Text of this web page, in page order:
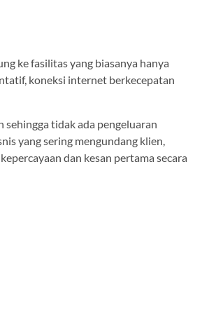
ke fasilitas yang biasanya hanya
koneksi internet berkecepatan
sehingga tidak ada pengeluaran
yang sering mengundang klien,
dan kesan pertama secara